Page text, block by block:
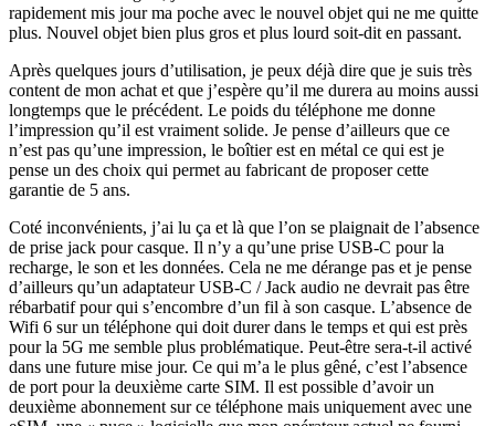
rapidement mis jour ma poche avec le nouvel objet qui ne me quitte
plus. Nouvel objet bien plus gros et plus lourd soit-dit en passant.
Après quelques jours d’utilisation, je peux déjà dire que je suis très
content de mon achat et que j’espère qu’il me durera au moins aussi
longtemps que le précédent. Le poids du téléphone me donne
l’impression qu’il est vraiment solide. Je pense d’ailleurs que ce
n’est pas qu’une impression, le boîtier est en métal ce qui est je
pense un des choix qui permet au fabricant de proposer cette
garantie de 5 ans.
Coté inconvénients, j’ai lu ça et là que l’on se plaignait de l’absence
de prise jack pour casque. Il n’y a qu’une prise USB-C pour la
recharge, le son et les données. Cela ne me dérange pas et je pense
d’ailleurs qu’un adaptateur USB-C / Jack audio ne devrait pas être
rébarbatif pour qui s’encombre d’un fil à son casque. L’absence de
Wifi 6 sur un téléphone qui doit durer dans le temps et qui est près
pour la 5G me semble plus problématique. Peut-être sera-t-il activé
dans une future mise jour. Ce qui m’a le plus gêné, c’est l’absence
de port pour la deuxième carte SIM. Il est possible d’avoir un
deuxième abonnement sur ce téléphone mais uniquement avec une